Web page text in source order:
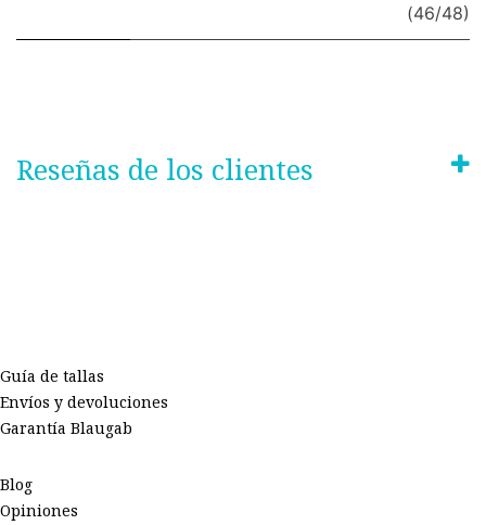
(46/48)
Reseñas de los clientes
Guía de tallas
Envíos y devoluciones
Garantía Blaugab
Blog
Opiniones